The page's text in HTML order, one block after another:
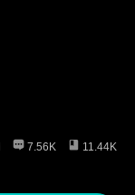
7.56K 11.44K